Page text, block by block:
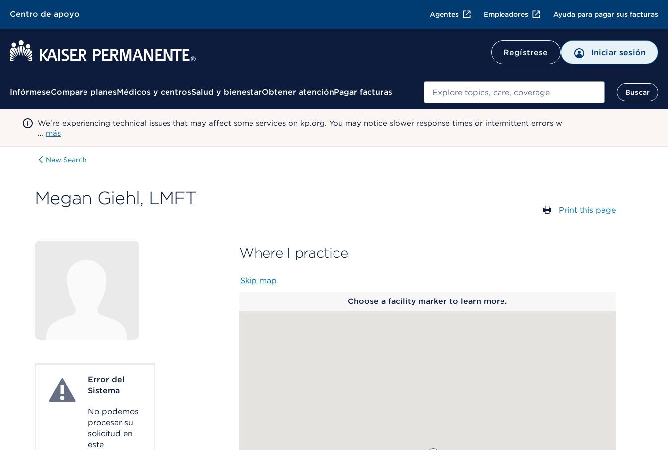
Centro de apoyo Agentes Empleadores Ayuda para pagar sus facturas
Regístrese Iniciar sesión
Menú contextual
InfórmeseCompare planesMédicos y centrosSalud y bienestarObtener atenciónPagar facturas Buscar
Buscar
We're experiencing technical issues that may affect some services on kp.org. You may notice slower response times or intermittent errors w
… más
New Search
Megan Giehl, LMFT
Print this page
System ErrorError del
Sistema
No podemos
procesar su
solicitud en
este
Where I practice
Skip map
Choose a facility marker to learn more.